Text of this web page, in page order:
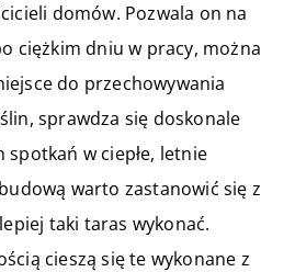
domów. Pozwala on na
ciężkim dniu w pracy, można
do przechowywania
sprawdza się doskonale
w ciepłe, letnie
warto zastanowić się z
taki taras wykonać.
cieszą się te wykonane z